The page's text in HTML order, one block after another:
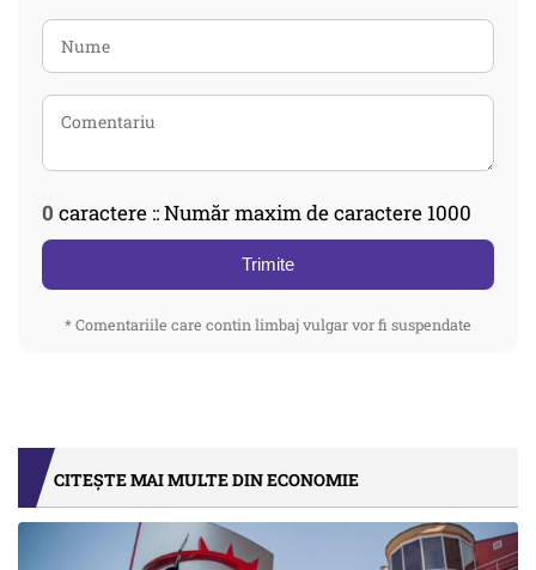
0 caractere :: Număr maxim de caractere 1000
Trimite
* Comentariile care contin limbaj vulgar vor fi suspendate
CITEȘTE MAI MULTE DIN ECONOMIE